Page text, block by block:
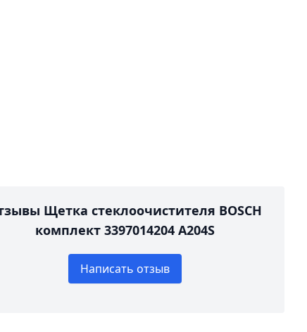
Щетка стеклоочистителя BOSCH
комплект 3397014204 A204S
Написать отзыв